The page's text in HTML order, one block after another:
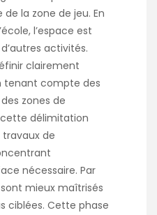
la zone de jeu. En
l’espace est
activités.
clairement
tenant compte des
zones de
délimitation
travaux de
nécessaire. Par
mieux maîtrisés
ciblées. Cette phase